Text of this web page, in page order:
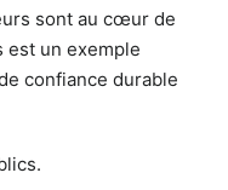
sont au cœur de
est un exemple
confiance durable